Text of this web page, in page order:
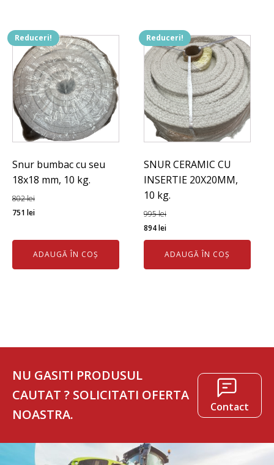
Reduceri!
Snur bumbac cu seu
18x18 mm, 10 kg.
802lei
Prețul
a
fost:
802 lei.
751 leiPrețul
este:
751 lei.
ADAUGĂ ÎN COȘ
Reduceri!
SNUR CERAMIC CU
INSERTIE 20X20MM,
10 kg.
995lei
Prețul
inițial
fost:
894leiPrețul
curent
este:
894 lei.
ADAUGĂ ÎN COȘ
NU GASITI PRODUSUL
CAUTAT ? SOLICITATI OFERTA
NOASTRA.
Contact